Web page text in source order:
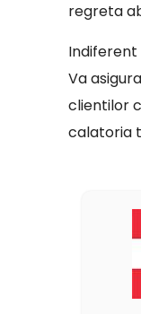
regreta
Indiferent
Va
clientilor
calatoria